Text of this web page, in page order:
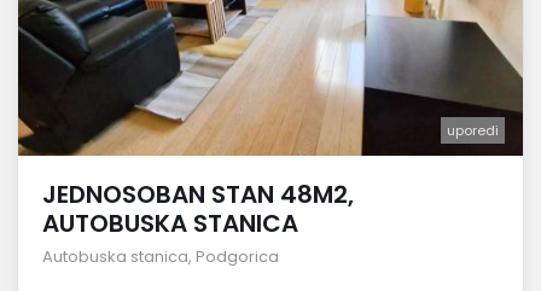
uporedi
JEDNOSOBAN STAN 48M2,
AUTOBUSKA STANICA
Autobuska stanica, Podgorica